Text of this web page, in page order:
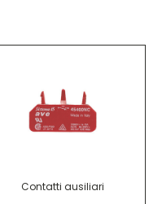
Contatti ausiliari